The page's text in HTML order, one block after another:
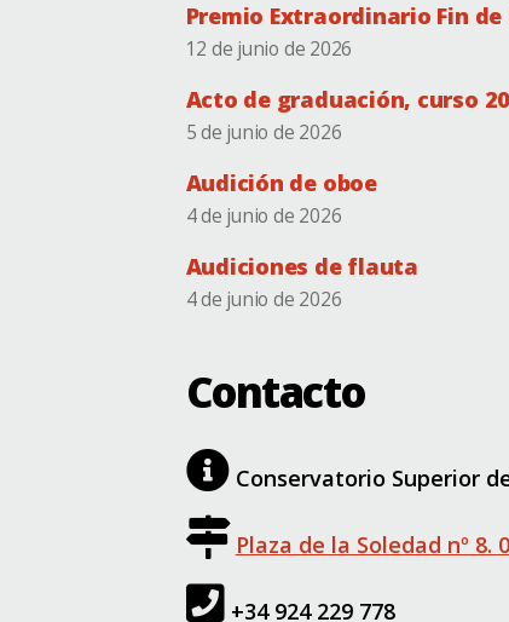
Premio Extraordinario Fin de
12 de junio de 2026
Acto de graduación, curso
5 de junio de 2026
Audición de oboe
4 de junio de 2026
Audiciones de flauta
4 de junio de 2026
Contacto
Conservatorio Superior
Plaza de la Soledad nº 8.
+34 924 229 778